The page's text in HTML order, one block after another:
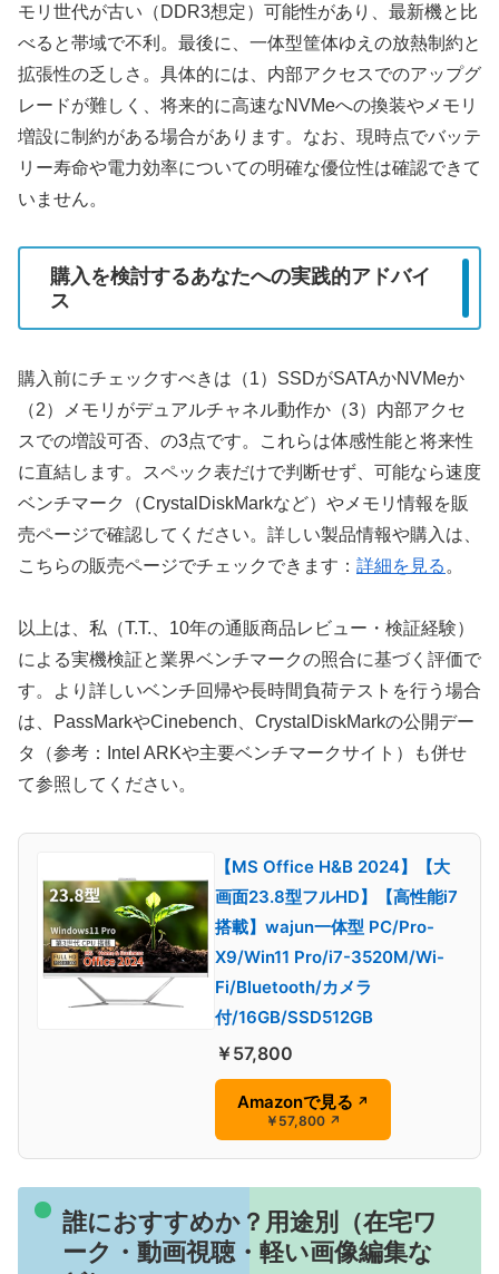
モリ世代が古い（DDR3想定）可能性があり、最新機と比
べると帯域で不利。最後に、一体型筐体ゆえの放熱制約と
拡張性の乏しさ。具体的には、内部アクセスでのアップグ
レードが難しく、将来的に高速なNVMeへの換装やメモリ
増設に制約がある場合があります。なお、現時点でバッテ
リー寿命や電力効率についての明確な優位性は確認できて
いません。
購入を検討するあなたへの実践的アドバイ
ス
購入前にチェックすべきは（1）SSDがSATAかNVMeか
（2）メモリがデュアルチャネル動作か（3）内部アクセ
スでの増設可否、の3点です。これらは体感性能と将来性
に直結します。スペック表だけで判断せず、可能なら速度
ベンチマーク（CrystalDiskMarkなど）やメモリ情報を販
売ページで確認してください。詳しい製品情報や購入は、
こちらの販売ページでチェックできます： 詳細を見る 。
以上は、私（T.T.、10年の通販商品レビュー・検証経験）
による実機検証と業界ベンチマークの照合に基づく評価で
す。より詳しいベンチ回帰や長時間負荷テストを行う場合
は、PassMarkやCinebench、CrystalDiskMarkの公開デー
タ（参考：Intel ARKや主要ベンチマークサイト）も併せ
て参照してください。
【MS Office H&B 2024】【大
画面23.8型フルHD】【高性能i7
搭載】wajun一体型 PC/Pro-
X9/Win11 Pro/i7-3520M/Wi-
Fi/Bluetooth/カメラ
付/16GB/SSD512GB
￥57,800
Amazonで見る ↗
￥57,800 ↗
誰におすすめか？用途別（在宅ワ
ーク・動画視聴・軽い画像編集な